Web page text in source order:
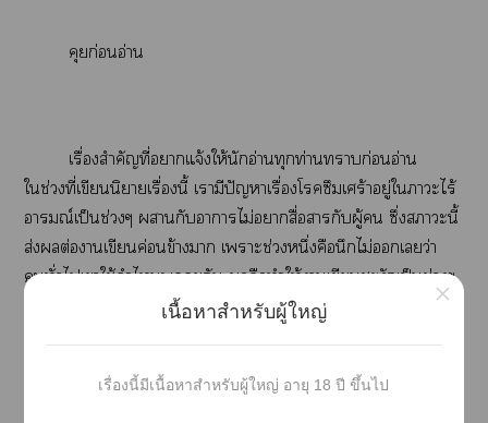
คุยก่อนอ่าน
เรื่องสำคัญที่าแจ้งให้นักอ่านทุกท่านาก่อนอ่าน
ใช่วงที่เขียนนิยายเรื่องนี้ เามีปัญหาเรื่องโซึมเศร้าอยู่ใาะไร้
อารมณ์เป็นช่วงๆ ากับาาไม่าสื่อากับผู้ ซึ่งาะนี้
ส่งต่อาเขียนค่อนข้างา เาะช่วงหนึ่งคือนึกไม่เว่า
ทั่วไเาใช้คำไพูดคุยกัน คือทำให้าเขียนชะงักเป็นช่วงๆ
ไต่อไม่ได้ อารมณ์เขียนไม่ที่ ะะเาเขียนที่ค่อน
อย่างลื่นไที่สุดเท่าที่ะเป็นไได้
เนื้อหาสำหรับผู้ใหญ่
เรื่องนี้มีเนื้อหาสำหรับผู้ใหญ่ อายุ 18 ปี ขึ้นไป
×